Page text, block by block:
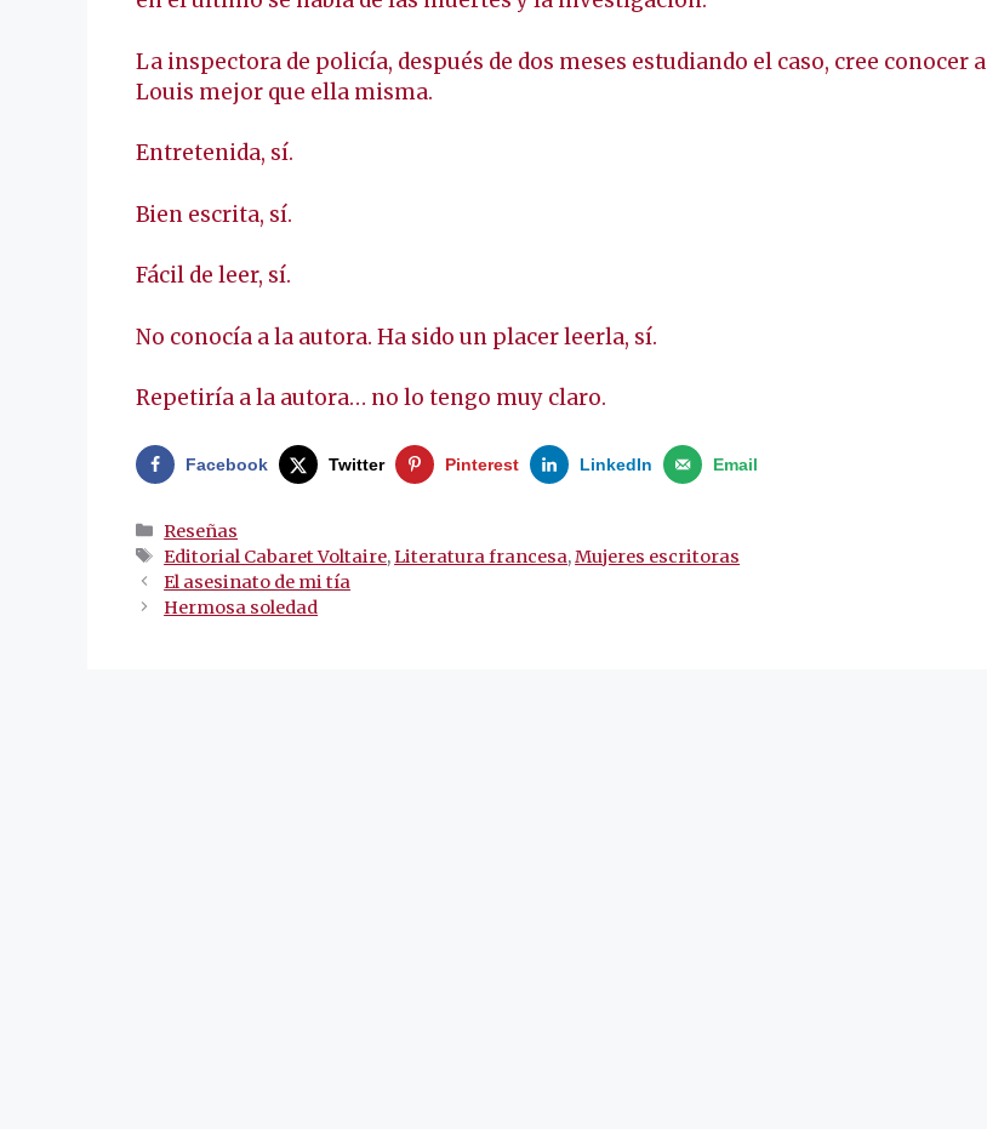
La inspectora de policía, después de dos meses estudiando el caso, cree conocer a
Louis mejor que ella misma.
Entretenida, sí.
Bien escrita, sí.
Fácil de leer, sí.
No conocía a la autora. Ha sido un placer leerla, sí.
Repetiría a la autora… no lo tengo muy claro.
Facebook Twitter Pinterest LinkedIn Email
Categorías
Reseñas
Etiquetas
Editorial Cabaret Voltaire,Literatura francesa,Mujeres escritoras
Navegación
de
El asesinato de mi tía
Hermosa soledad